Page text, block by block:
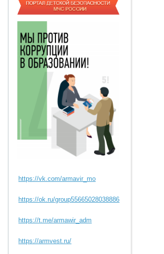
https://vk.com/armavir_mo
https://ok.ru/group55665028038886
https://t.me/armawir_adm
https://armvest.ru/